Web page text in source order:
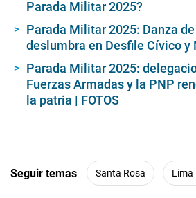
Parada Militar 2025?
Parada Militar 2025: Danza
deslumbra en Desfile Cívico y
Parada Militar 2025:
Fuerzas Armadas y la PNP
la patria | FOTOS
Seguir temas Santa Rosa Lima